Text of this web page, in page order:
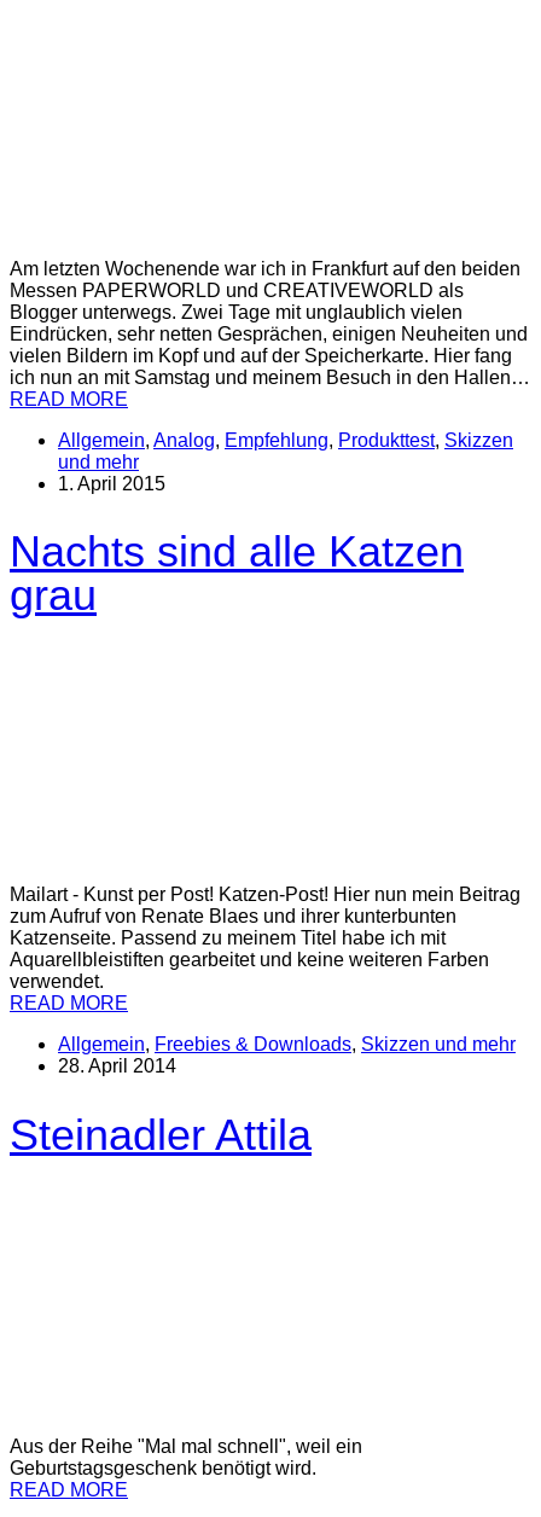
Am letzten Wochenende war ich in Frankfurt auf den beiden
Messen PAPERWORLD und CREATIVEWORLD als
Blogger unterwegs. Zwei Tage mit unglaublich vielen
Eindrücken, sehr netten Gesprächen, einigen Neuheiten und
vielen Bildern im Kopf und auf der Speicherkarte. Hier fang
ich nun an mit Samstag und meinem Besuch in den Hallen…
READ MORE
Allgemein, Analog, Empfehlung, Produkttest, Skizzen
und mehr
1. April 2015
Nachts sind alle Katzen
grau
Mailart - Kunst per Post! Katzen-Post! Hier nun mein Beitrag
zum Aufruf von Renate Blaes und ihrer kunterbunten
Katzenseite. Passend zu meinem Titel habe ich mit
Aquarellbleistiften gearbeitet und keine weiteren Farben
verwendet.
READ MORE
Allgemein, Freebies & Downloads, Skizzen und mehr
28. April 2014
Steinadler Attila
Aus der Reihe "Mal mal schnell", weil ein
Geburtstagsgeschenk benötigt wird.
READ MORE